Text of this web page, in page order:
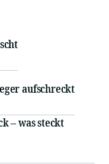
aufschreckt
– was steckt